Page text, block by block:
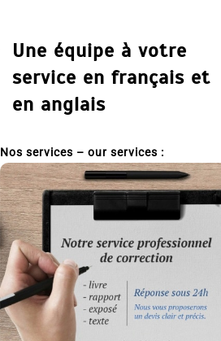
Une équipe à votre
service en français et
en anglais
Nos services – our services :